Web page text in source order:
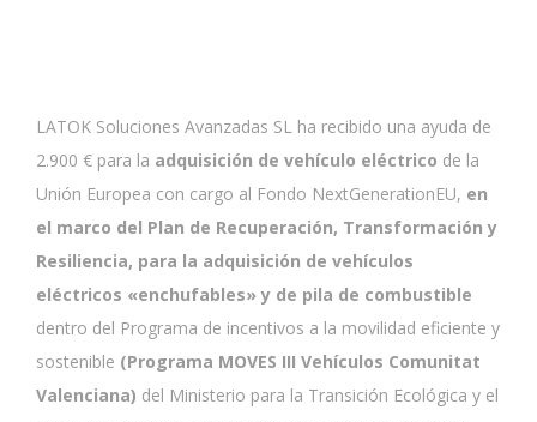
LATOK Soluciones Avanzadas SL ha recibido una ayuda de
2.900 € para la adquisición de vehículo eléctrico de la
Unión Europea con cargo al Fondo NextGenerationEU, en
el marco del Plan de Recuperación, Transformación y
Resiliencia, para la adquisición de vehículos
eléctricos «enchufables» y de pila de combustible
dentro del Programa de incentivos a la movilidad eficiente y
sostenible (Programa MOVES III Vehículos Comunitat
Valenciana) del Ministerio para la Transición Ecológica y el